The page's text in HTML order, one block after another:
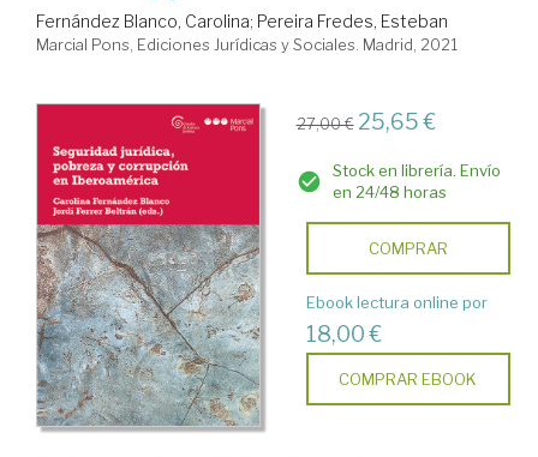
Fernández Blanco, Carolina; Pereira Fredes, Esteban
Marcial Pons, Ediciones Jurídicas y Sociales. Madrid, 2021
27,00 € 25,65 €
Stock en librería. Envío
en 24/48 horas
COMPRAR
Ebook lectura online por
18,00 €
COMPRAR EBOOK